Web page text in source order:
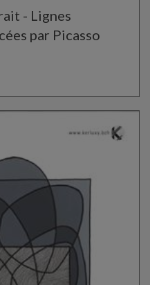
- Lignes
par Picasso